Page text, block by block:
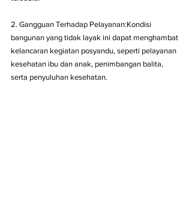
2. Gangguan Terhadap Pelayanan:Kondisi
bangunan yang tidak layak ini dapat menghambat
kelancaran kegiatan posyandu, seperti pelayanan
kesehatan ibu dan anak, penimbangan balita,
serta penyuluhan kesehatan.